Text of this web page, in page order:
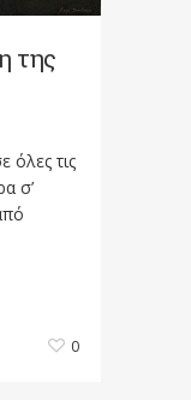
της
όλες τις
σ’
0